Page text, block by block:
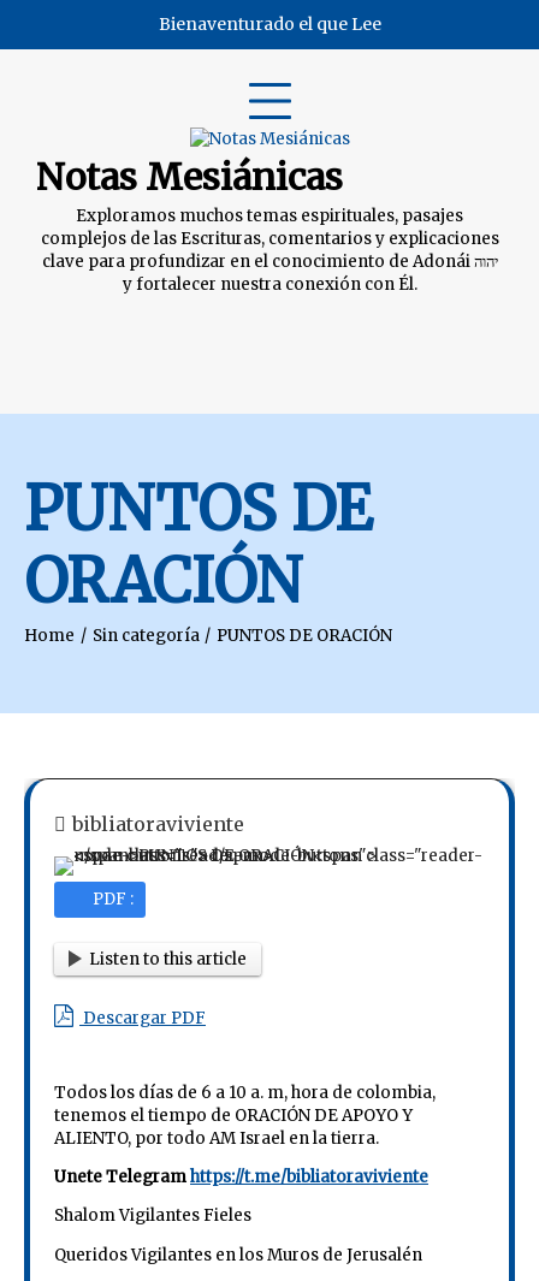
content
Bienaventurado el que Lee
Notas Mesiánicas
Exploramos muchos temas espirituales, pasajes
complejos de las Escrituras, comentarios y explicaciones
clave para profundizar en el conocimiento de Adonái יהוה
y fortalecer nuestra conexión con Él.
PUNTOS DE
ORACIÓN
Home Sin categoría PUNTOS DE ORACIÓN
bibliatoraviviente
PDF :
Listen to this article
Descargar PDF
Todos los días de 6 a 10 a. m, hora de colombia,
tenemos el tiempo de ORACIÓN DE APOYO Y
ALIENTO, por todo AM Israel en la tierra.
Unete Telegramhttps://t.me/bibliatoraviviente
Shalom Vigilantes Fieles
Queridos Vigilantes en los Muros de Jerusalén